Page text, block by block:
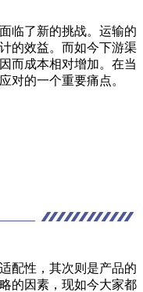
临了新的挑战。运输的
的效益。而如今下游渠
而成本相对增加。在当
对的一个重要痛点。
配性，其次则是产品的
的因素，现如今大家都